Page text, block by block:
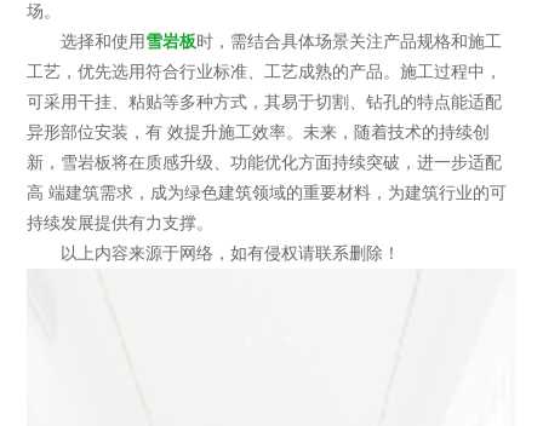
场。
选择和使用雪岩板时，需结合具体场景关注产品规格和施工
工艺，优先选用符合行业标准、工艺成熟的产品。施工过程中，
可采用干挂、粘贴等多种方式，其易于切割、钻孔的特点能适配
异形部位安装，有 效提升施工效率。未来，随着技术的持续创
新，雪岩板将在质感升级、功能优化方面持续突破，进一步适配
高 端建筑需求，成为绿色建筑领域的重要材料，为建筑行业的可
持续发展提供有力支撑。
以上内容来源于网络，如有侵权请联系删除！